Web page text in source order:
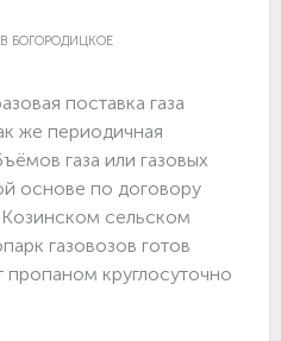
БОГОРОДИЦКОЕ
поставка газа
же периодичная
газа или газовых
основе по договору
сельском
газовозов готов
круглосуточно